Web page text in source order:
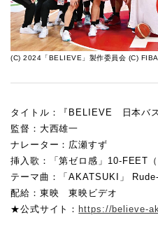
(C) 2024「BELIEVE」製作委員会 (C)
タイトル：『BELIEVE 日本バ
監督：大西雄一
ナレーター：広瀬すず
挿入歌：「第ゼロ感」10-FEET
テーマ曲：「AKATSUKI」
配給：東映 東映ビデオ
★公式サイト： https://believe-